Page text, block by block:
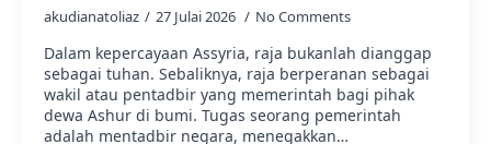
akudianatoliaz 27 Julai 2026 No Comments
Dalam kepercayaan Assyria, raja bukanlah dianggap
sebagai tuhan. Sebaliknya, raja berperanan sebagai
wakil atau pentadbir yang memerintah bagi pihak
dewa Ashur di bumi. Tugas seorang pemerintah
adalah mentadbir negara, menegakkan…